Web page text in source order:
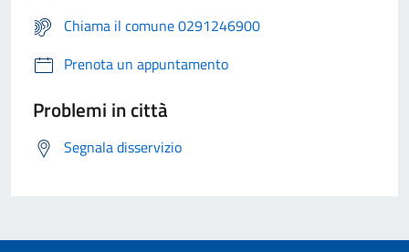
Chiama il comune 0291246900
Prenota un appuntamento
Problemi in città
Segnala disservizio